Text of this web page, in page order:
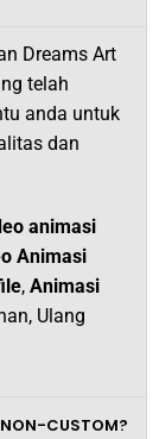
Dreams Art
telah
anda untuk
dan
animasi
Animasi
, Animasi
Ulang
NON-CUSTOM?